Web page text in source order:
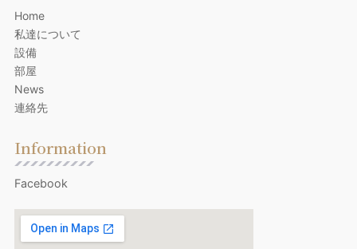
Home
私達について
設備
部屋
News
連絡先
Information
Facebook